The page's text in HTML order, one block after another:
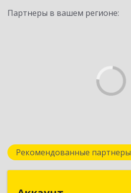
Партнеры в вашем регионе:
Рекомендованные партнеры